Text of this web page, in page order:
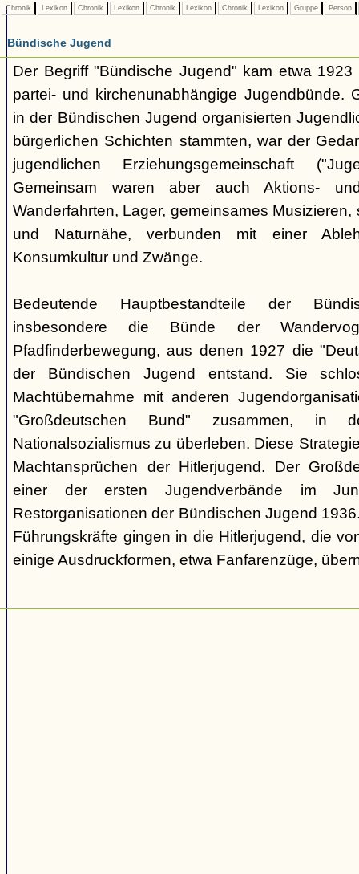
Chronik Lexikon Chronik Lexikon Chronik Lexikon Chronik Lexikon Gruppe Person
Bündische Jugend
Der Begriff "Bündische Jugend" kam etwa
partei- und kirchenunabhängige Jugendbünde.
in der Bündischen Jugend organisierten
bürgerlichen Schichten stammten, war der
jugendlichen Erziehungsgemeinschaft
Gemeinsam waren aber auch Aktions-
Wanderfahrten, Lager, gemeinsames
und Naturnähe, verbunden mit einer
Konsumkultur und Zwänge.
Bedeutende Hauptbestandteile der
insbesondere die Bünde der
Pfadfinderbewegung, aus denen 1927 die
der Bündischen Jugend entstand. Sie
Machtübernahme mit anderen
"Großdeutschen Bund" zusammen,
Nationalsozialismus zu überleben. Diese
Machtansprüchen der Hitlerjugend. Der
einer der ersten Jugendverbände im
Restorganisationen der Bündischen Jugend
Führungskräfte gingen in die Hitlerjugend, die
einige Ausdruckformen, etwa Fanfarenzüge,